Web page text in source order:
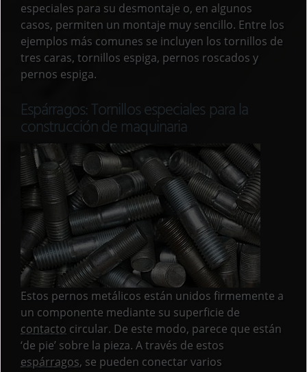
especiales para su desmontaje o, en algunos
casos, permiten un montaje muy sencillo. Entre los
ejemplos más comunes se incluyen los tornillos de
tres caras, tornillos espiga, pernos roscados y
pernos espiga.
Espárragos: Tornillos especiales para la
construcción de maquinaria
Estos pernos metálicos están unidos firmemente a
un componente mediante su superficie de
contacto circular. De este modo, parece que están
‘de pie’ sobre la pieza. A través de estos
espárragos, se pueden conectar varios